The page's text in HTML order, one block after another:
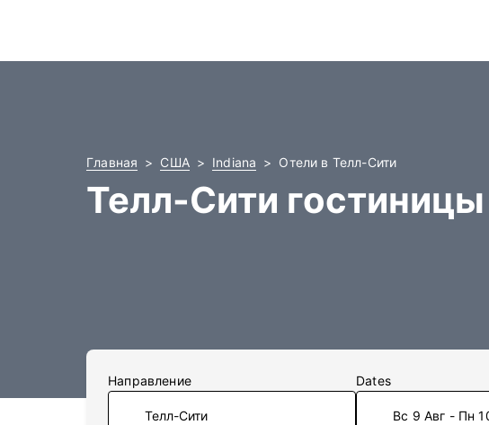
Главная США Indiana Отели в Телл-Сити
Телл-Сити гостиницы
Направление Dates
Вс 9 Авг - Пн